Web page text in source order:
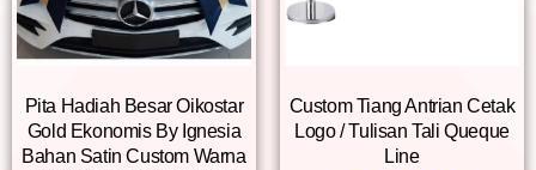
Pita Hadiah Besar Oikostar
Gold Ekonomis By Ignesia
Bahan Satin Custom Warna
Custom Tiang Antrian Cetak
Logo / Tulisan Tali Queque
Line